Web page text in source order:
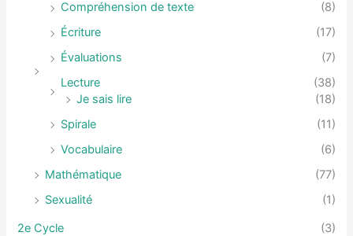
Compréhension de texte
(8)
Écriture
(17)
Évaluations
(7)
Lecture
(38)
Je sais lire
(18)
Spirale
(11)
Vocabulaire
(6)
Mathématique
(77)
Sexualité
(1)
2e Cycle
(3)